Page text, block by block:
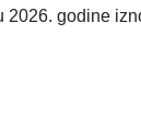
2026. godine